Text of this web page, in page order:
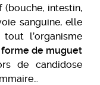
intestin,
sanguine, elle
l’organisme
forme de muguet
de candidose